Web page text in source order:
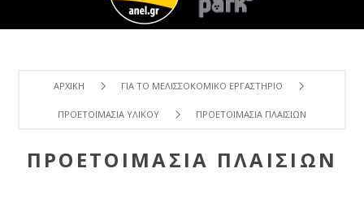
ΑΡΧΙΚΉ ΓΙΑ ΤΟ ΜΕΛΙΣΣΟΚΟΜΙΚΌ ΕΡΓΑΣΤΉΡΙΟ
ΠΡΟΕΤΟΙΜΑΣΊΑ ΥΛΙΚΟΎ ΠΡΟΕΤΟΙΜΑΣΊΑ ΠΛΑΙΣΊΩΝ
ΠΡΟΕΤΟΙΜΑΣΊΑ ΠΛΑΙΣΊΩΝ